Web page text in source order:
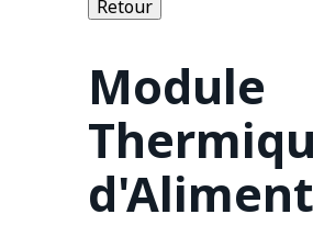
Retour
Module